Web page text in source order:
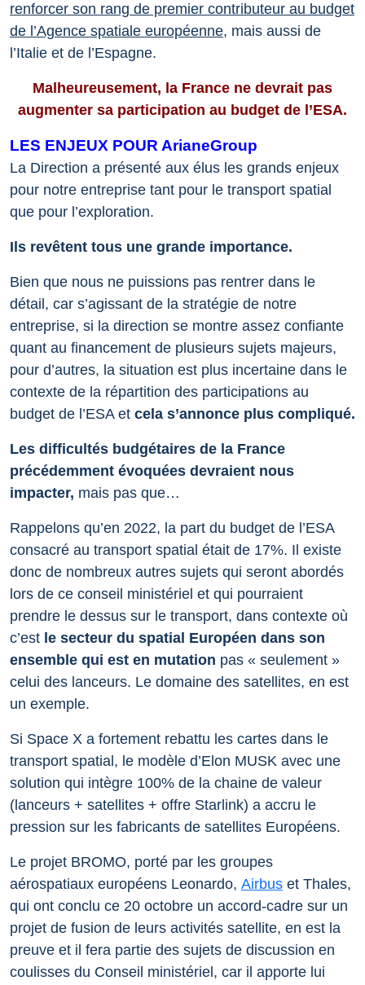
renforcer son rang de premier contributeur au budget
de l’Agence spatiale européenne, mais aussi de
l’Italie et de l’Espagne.
Malheureusement, la France ne devrait pas
augmenter sa participation au budget de l’ESA.
LES ENJEUX POUR ArianeGroup
La Direction a présenté aux élus les grands enjeux
pour notre entreprise tant pour le transport spatial
que pour l’exploration.
Ils revêtent tous une grande importance.
Bien que nous ne puissions pas rentrer dans le
détail, car s’agissant de la stratégie de notre
entreprise, si la direction se montre assez confiante
quant au financement de plusieurs sujets majeurs,
pour d’autres, la situation est plus incertaine dans le
contexte de la répartition des participations au
budget de l’ESA et cela s’annonce plus compliqué.
Les difficultés budgétaires de la France
précédemment évoquées devraient nous
impacter, mais pas que…
Rappelons qu’en 2022, la part du budget de l’ESA
consacré au transport spatial était de 17%. Il existe
donc de nombreux autres sujets qui seront abordés
lors de ce conseil ministériel et qui pourraient
prendre le dessus sur le transport, dans contexte où
c’est le secteur du spatial Européen dans son
ensemble qui est en mutation pas « seulement »
celui des lanceurs. Le domaine des satellites, en est
un exemple.
Si Space X a fortement rebattu les cartes dans le
transport spatial, le modèle d’Elon MUSK avec une
solution qui intègre 100% de la chaine de valeur
(lanceurs + satellites + offre Starlink) a accru le
pression sur les fabricants de satellites Européens.
Le projet BROMO, porté par les groupes
aérospatiaux européens Leonardo, Airbus et Thales,
qui ont conclu ce 20 octobre un accord-cadre sur un
projet de fusion de leurs activités satellite, en est la
preuve et il fera partie des sujets de discussion en
coulisses du Conseil ministériel, car il apporte lui